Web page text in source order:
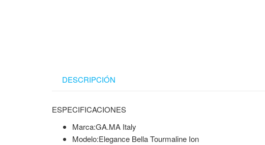
DESCRIPCIÓN
ESPECIFICACIONES
Marca:GA.MA Italy
Modelo:Elegance Bella Tourmaline Ion